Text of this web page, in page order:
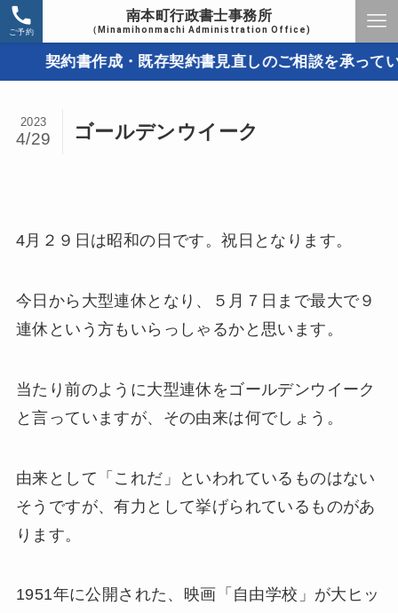
南本町行政書士事務所
（Minamihonmachi Administration Office)
ご予約
契約書作成・既存契約書見直しのご相談を承ってい
ゴールデンウイーク
2023
4/29
4月２９日は昭和の日です。祝日となります。
今日から大型連休となり、５月７日まで最大で９
連休という方もいらっしゃるかと思います。
当たり前のように大型連休をゴールデンウイーク
と言っていますが、その由来は何でしょう。
由来として「これだ」といわれているものはない
そうですが、有力として挙げられているものがあ
ります。
1951年に公開された、映画「自由学校」が大ヒッ